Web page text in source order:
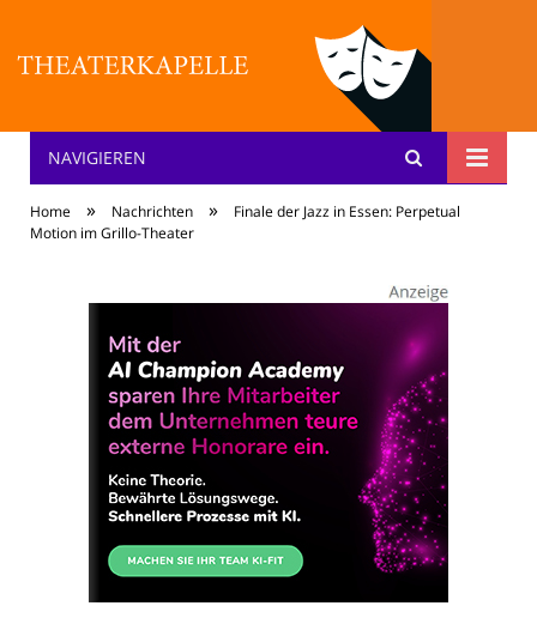
Theater: [KA] :pelle
NAVIGIEREN
Home » Nachrichten »
Finale der Jazz in Essen: Perpetual
Motion im Grillo-Theater